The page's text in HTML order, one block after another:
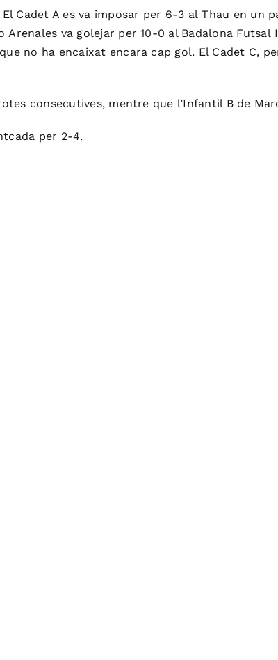
El Cadet A es va imposar per 6-3 alThau en un
Arenales va golejar per 10-0 al Badalona Futsal
no ha encaixat encara cap gol. El Cadet C,
consecutives, mentre que l’Infantil B de
per 2-4.